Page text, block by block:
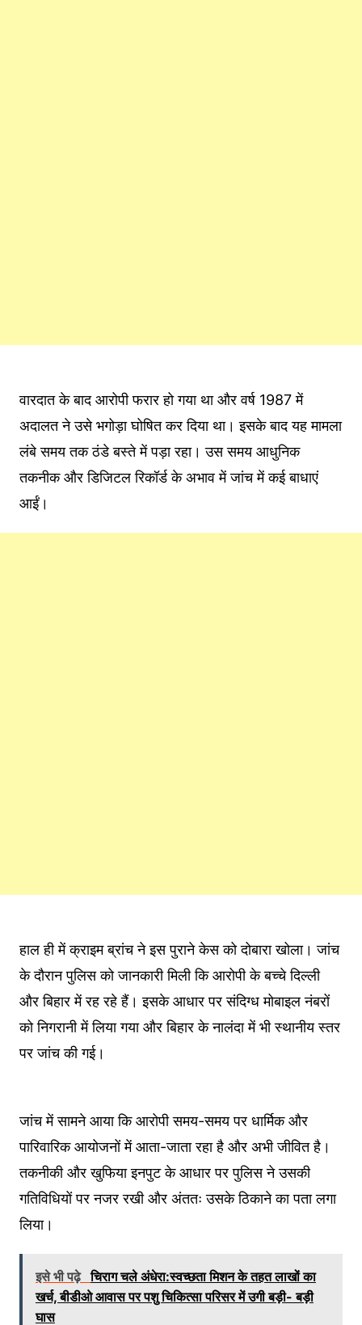
वारदात के बाद आरोपी फरार हो गया था और वर्ष 1987 में
अदालत ने उसे भगोड़ा घोषित कर दिया था। इसके बाद यह मामला
लंबे समय तक ठंडे बस्ते में पड़ा रहा। उस समय आधुनिक
तकनीक और डिजिटल रिकॉर्ड के अभाव में जांच में कई बाधाएं
आईं।
हाल ही में क्राइम ब्रांच ने इस पुराने केस को दोबारा खोला। जांच
के दौरान पुलिस को जानकारी मिली कि आरोपी के बच्चे दिल्ली
और बिहार में रह रहे हैं। इसके आधार पर संदिग्ध मोबाइल नंबरों
को निगरानी में लिया गया और बिहार के नालंदा में भी स्थानीय स्तर
पर जांच की गई।
जांच में सामने आया कि आरोपी समय-समय पर धार्मिक और
पारिवारिक आयोजनों में आता-जाता रहा है और अभी जीवित है।
तकनीकी और खुफिया इनपुट के आधार पर पुलिस ने उसकी
गतिविधियों पर नजर रखी और अंततः उसके ठिकाने का पता लगा
लिया।
इसे भी पढ़े चिराग चले अंधेरा:स्वच्छता मिशन के तहत लाखों का
खर्च, बीडीओ आवास पर पशु चिकित्सा परिसर में उगी बड़ी- बड़ी
घास